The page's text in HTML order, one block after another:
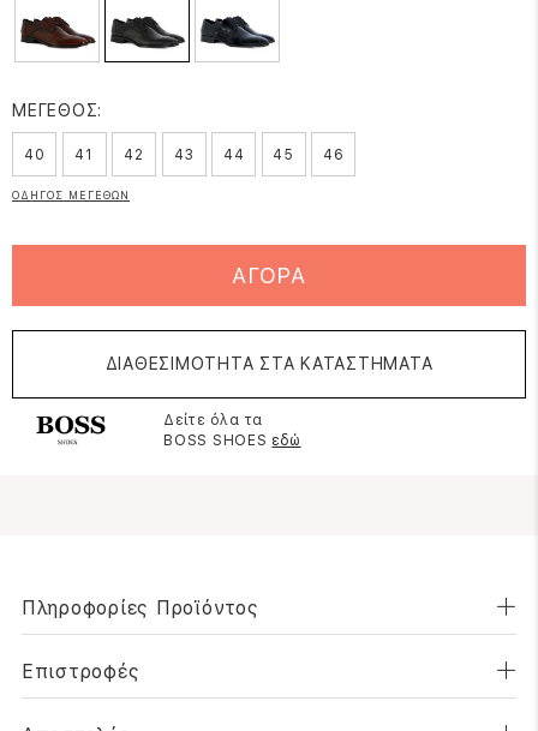
ΜΕΓΕΘΟΣ:
40 41 42 43 44 45 46
ΟΔΗΓΟΣ ΜΕΓΕΘΩΝ
ΑΓΟΡΑ
ΔΙΑΘΕΣΙΜΟΤΗΤΑ ΣΤΑ ΚΑΤΑΣΤΗΜΑΤΑ
Δείτε όλα τα
BOSS SHOES εδώ
Πληροφορίες Προϊόντος
Επιστροφές